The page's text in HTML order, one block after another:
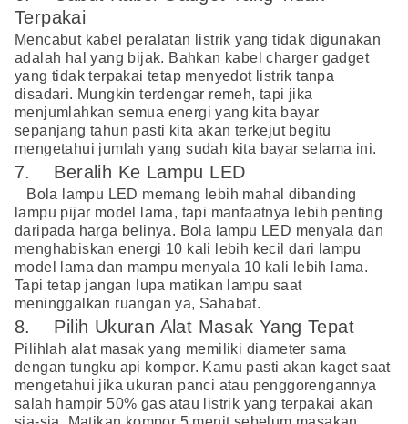
Terpakai
Mencabut kabel peralatan listrik yang tidak digunakan
adalah hal yang bijak. Bahkan kabel charger gadget
yang tidak terpakai tetap menyedot listrik tanpa
disadari. Mungkin terdengar remeh, tapi jika
menjumlahkan semua energi yang kita bayar
sepanjang tahun pasti kita akan terkejut begitu
mengetahui jumlah yang sudah kita bayar selama ini.
7. Beralih Ke Lampu LED
Bola lampu LED memang lebih mahal dibanding
lampu pijar model lama, tapi manfaatnya lebih penting
daripada harga belinya. Bola lampu LED menyala dan
menghabiskan energi 10 kali lebih kecil dari lampu
model lama dan mampu menyala 10 kali lebih lama.
Tapi tetap jangan lupa matikan lampu saat
meninggalkan ruangan ya, Sahabat.
8. Pilih Ukuran Alat Masak Yang Tepat
Pilihlah alat masak yang memiliki diameter sama
dengan tungku api kompor. Kamu pasti akan kaget saat
mengetahui jika ukuran panci atau penggorengannya
salah hampir 50% gas atau listrik yang terpakai akan